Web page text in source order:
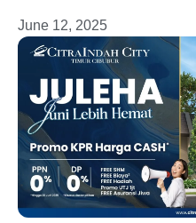
June 12, 2025